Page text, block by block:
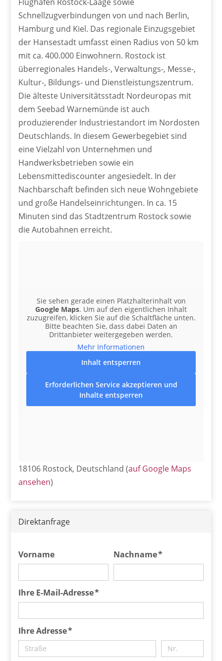
Schnellzugverbindungen von und nach Berlin,
Hamburg und Kiel. Das regionale Einzugsgebiet
der Hansestadt umfasst einen Radius von 50 km
mit ca. 400.000 Einwohnern. Rostock ist
überregionales Handels-, Verwaltungs-, Messe-,
Kultur-, Bildungs- und Dienstleistungszentrum.
Die älteste Universitätsstadt Nordeuropas mit
dem Seebad Warnemünde ist auch
produzierender Industriestandort im Nordosten
Deutschlands. In diesem Gewerbegebiet sind
eine Vielzahl von Unternehmen und
Handwerksbetrieben sowie ein
Lebensmittediscounter angesiedelt. In der
Nachbarschaft befinden sich neue Wohngebiete
und große Handelseinrichtungen. In ca. 15
Minuten sind das Stadtzentrum Rostock sowie
die Autobahnen erreicht.
Sie sehen gerade einen Platzhalterinhalt von
Google Maps. Um auf den eigentlichen Inhalt
zuzugreifen, klicken Sie auf die Schaltfläche unten.
Bitte beachten Sie, dass dabei Daten an
Drittanbieter weitergegeben werden.
Mehr Informationen
Inhalt entsperren
Erforderlichen Service akzeptieren und
Inhalte entsperren
18106 Rostock, Deutschland (auf Google Maps
ansehen)
Direktanfrage
Vorname Nachname *
Ihre E-Mail-Adresse *
Ihre Adresse *